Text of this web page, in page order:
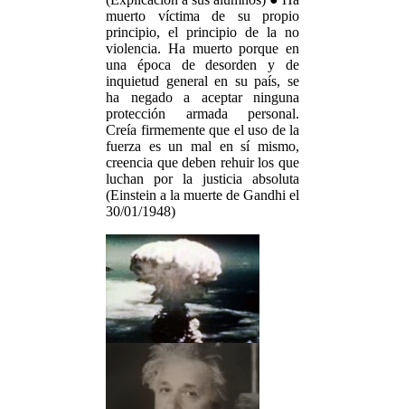
muerto víctima de su propio
principio, el principio de la no
violencia. Ha muerto porque en
una época de desorden y de
inquietud general en su país, se
ha negado a aceptar ninguna
protección armada personal.
Creía firmemente que el uso de la
fuerza es un mal en sí mismo,
creencia que deben rehuir los que
luchan por la justicia absoluta
(Einstein a la muerte de Gandhi el
30/01/1948)